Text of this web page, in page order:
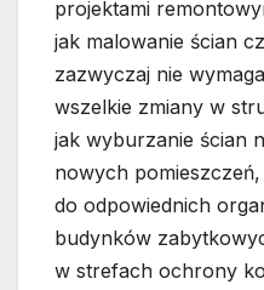
projektami
jak malowanie ścian
zazwyczaj nie
wszelkie zmiany w
jak wyburzanie ścian
nowych
do odpowiednich
budynków
w strefach ochrony